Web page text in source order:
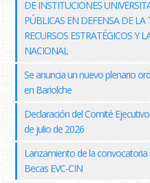
DE INSTITUCIONES
PÚBLICAS EN DEFENSA DE LA
RECURSOS ESTRATÉGICOS Y
NACIONAL
Se anuncia un nuevo plenario
en Bariolche
Declaración del Comité
de julio de 2026
Lanzamiento de la convocatoria
Becas EVC-CIN